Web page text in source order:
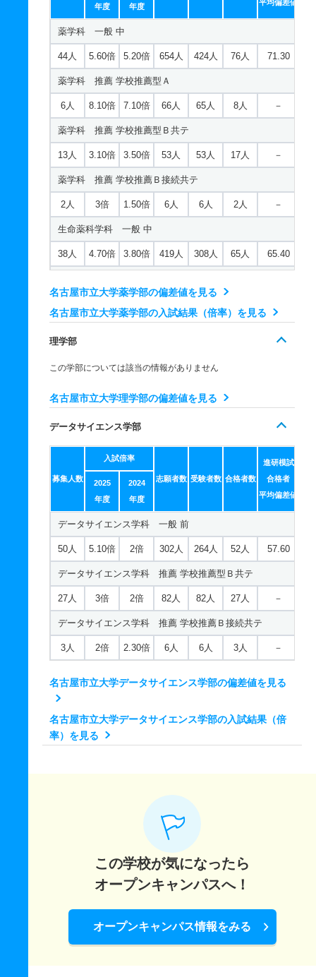
保健医療学科／リハビリテーション学専攻／理学療法学コ
ース 推薦 学校推薦Ｂ接続共テ
4人 2.30倍 － 9人 9人 4人 －
保健医療学科／リハビリテーション学専攻／作業療法学コ
ース 一般 前
20人 1.80倍 － 55人
保健医療学科／リハビリテーション学専攻／作業療法学コ
ース 推薦 学校推薦型Ａ
4人 4倍 － 16人 16人 4人 －
保健医療学科／リハビリテーション学専攻／作業療法学コ
ース 推薦 学校推薦型Ｂ共テ
12人 1倍 － 15人 15人 15人 －
ース 推薦 学校推薦Ｂ接続共テ
4人 － － 0人 0人 0人 －
平均偏差値
年度 年度
薬学科 一般 中
44人 5.60倍 5.20倍 654人 424人 76人 71.30
薬学科 推薦 学校推薦型Ａ
6人 8.10倍 7.10倍 66人 65人 8人 －
薬学科 推薦 学校推薦型Ｂ共テ
13人 3.10倍 3.50倍 53人 53人 17人 －
薬学科 推薦 学校推薦Ｂ接続共テ
2人 3倍 1.50倍 6人 6人 2人 －
生命薬科学科 一般 中
38人 4.70倍 3.80倍 419人 308人 65人 65.40
2人 3倍 1倍 3人 3人
名古屋市立大学薬学部の偏差値を見る
名古屋市立大学薬学部の入試結果（倍率）を見る
理学部
この学部については該当の情報がありません
名古屋市立大学理学部の偏差値を見る
データサイエンス学部
募集人数
入試倍率
志願者数 受験者数 合格者数
進研模試
合格者
平均偏差値
2025
年度
2024
年度
データサイエンス学科 一般 前
50人 5.10倍 2倍 302人 264人 52人 57.60
データサイエンス学科 推薦 学校推薦型Ｂ共テ
27人 3倍 2倍 82人 82人 27人 －
データサイエンス学科 推薦 学校推薦Ｂ接続共テ
3人 2倍 2.30倍 6人 6人 3人 －
名古屋市立大学データサイエンス学部の偏差値を見る
名古屋市立大学データサイエンス学部の入試結果（倍
率）を見る
この学校が気になったら
オープンキャンパスへ！
オープンキャンパス情報をみる